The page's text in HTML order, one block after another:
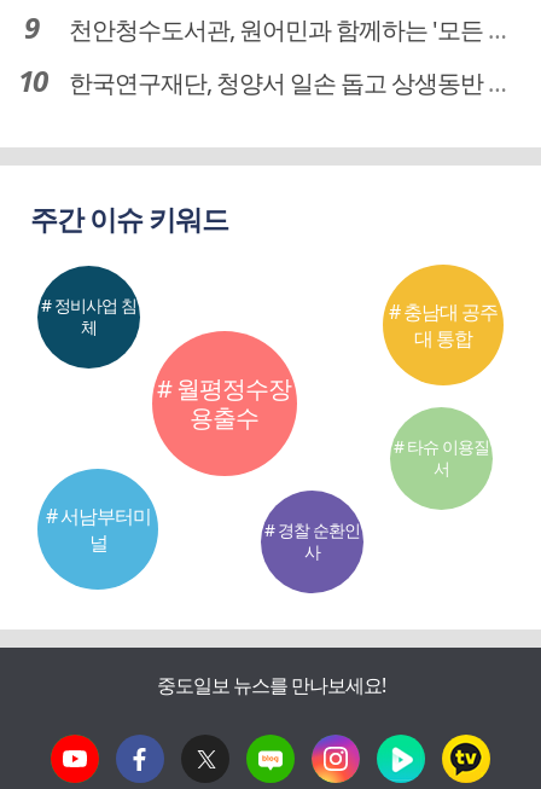
천안청수도서관, 원어민과 함께하는 '모든 영어 모든 독서' 운영
한국연구재단, 청양서 일손 돕고 상생동반 친구맺기 봉사활동
주간 이슈 키워드
# 월평정수장
용출수
# 서남부터미
널
# 충남대 공주
대 통합
# 정비사업 침
체
# 경찰 순환인
사
# 타슈 이용질
서
중도일보 뉴스를 만나보세요!